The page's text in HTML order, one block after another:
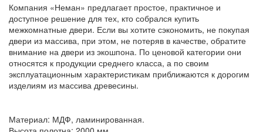
Компания «Неман» предлагает простое, практичное и
доступное решение для тех, кто собрался купить
межкомнатные двери. Если вы хотите сэкономить, не покупая
двери из массива, при этом, не потеряв в качестве, обратите
внимание на двери из экошпона. По ценовой категории они
относятся к продукции среднего класса, а по своим
эксплуатационным характеристикам приближаются к дорогим
изделиям из массива древесины.
Материал: МДФ, ламинированная.